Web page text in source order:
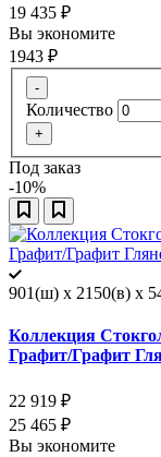
19 435 ₽
Вы экономите
1943 ₽
-
Количество
+
Под заказ
-10%
901(ш) x 2150(в) x
Коллекция
Графит/Графит
22 919 ₽
25 465 ₽
Вы экономите